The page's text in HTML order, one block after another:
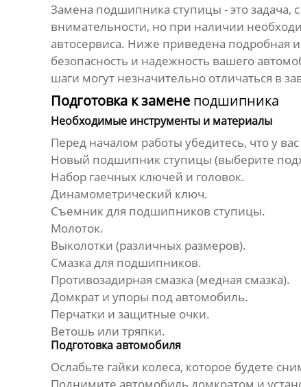
Замена подшипника ступицы - это задача,
внимательности, но при наличии
автосервиса. Ниже приведена подробная
безопасность и надежность вашего
шаги могут незначительно отличаться в
Подготовка к замене подшипника
Необходимые инструменты и материалы
Перед началом работы убедитесь, что у
Новый подшипникступицы (выберите
Набор гаечных ключей и головок.
Динамометрический ключ.
Съемник для подшипников ступицы.
Молоток.
Выколотки (различных размеров).
Смазка для подшипников.
Противозадирная смазка (медная смазка).
Домкрат и упоры под автомобиль.
Перчатки и защитные очки.
Ветошь или тряпки.
Подготовка автомобиля
Ослабьте гайки колеса, которое будете
Поднимите автомобиль домкратом и